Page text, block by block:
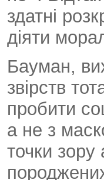
здатні
діяти
Бауман,
звірств
пробити
а не з
точки зору